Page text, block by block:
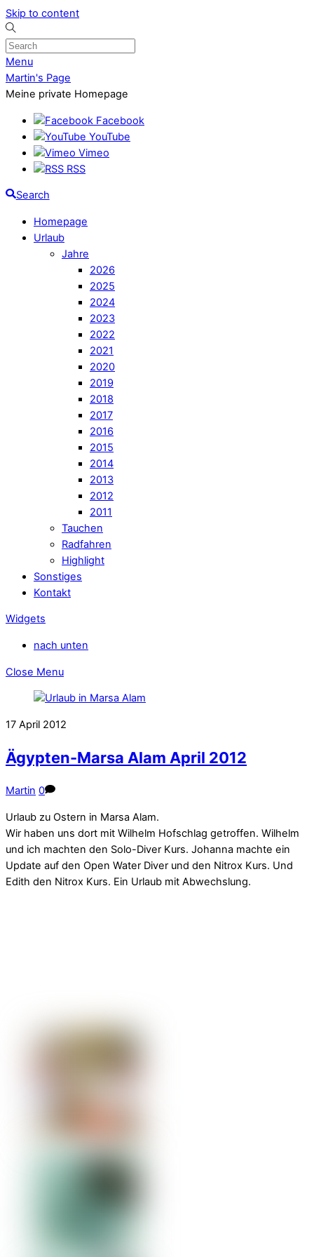
Skip to content
Menu
Martin's Page
Meine private Homepage
Facebook
YouTube
Vimeo
RSS
Search
Homepage
Urlaub
Jahre
2026
2025
2024
2023
2022
2021
2020
2019
2018
2017
2016
2015
2014
2013
2012
2011
Tauchen
Radfahren
Highlight
Sonstiges
Kontakt
Widgets
nach unten
Close Menu
17 April 2012
Ägypten-Marsa Alam April 2012
Martin 0
Urlaub zu Ostern in Marsa Alam.
Wir haben uns dort mit Wilhelm Hofschlag getroffen. Wilhelm
und ich machten den Solo-Diver Kurs. Johanna machte ein
Update auf den Open Water Diver und den Nitrox Kurs. Und
Edith den Nitrox Kurs. Ein Urlaub mit Abwechslung.